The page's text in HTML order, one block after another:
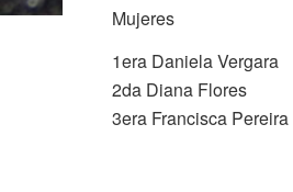
Mujeres
1era Daniela Vergara
2da Diana Flores
3era Francisca Pereira